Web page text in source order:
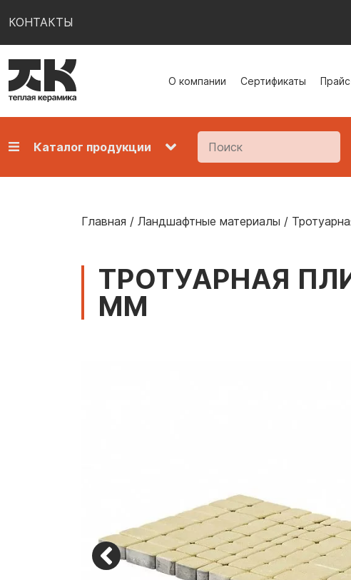
КОНТАКТЫ
О компании Сертификаты
Каталог продукции
Главная / Ландшафтные материалы /
ТРОТУАРНАЯ
ММ